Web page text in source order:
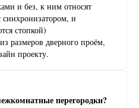
и без, к ним относят
синхронизатором, и
стопкой)
размеров дверного проём,
проекту.
перегородки?